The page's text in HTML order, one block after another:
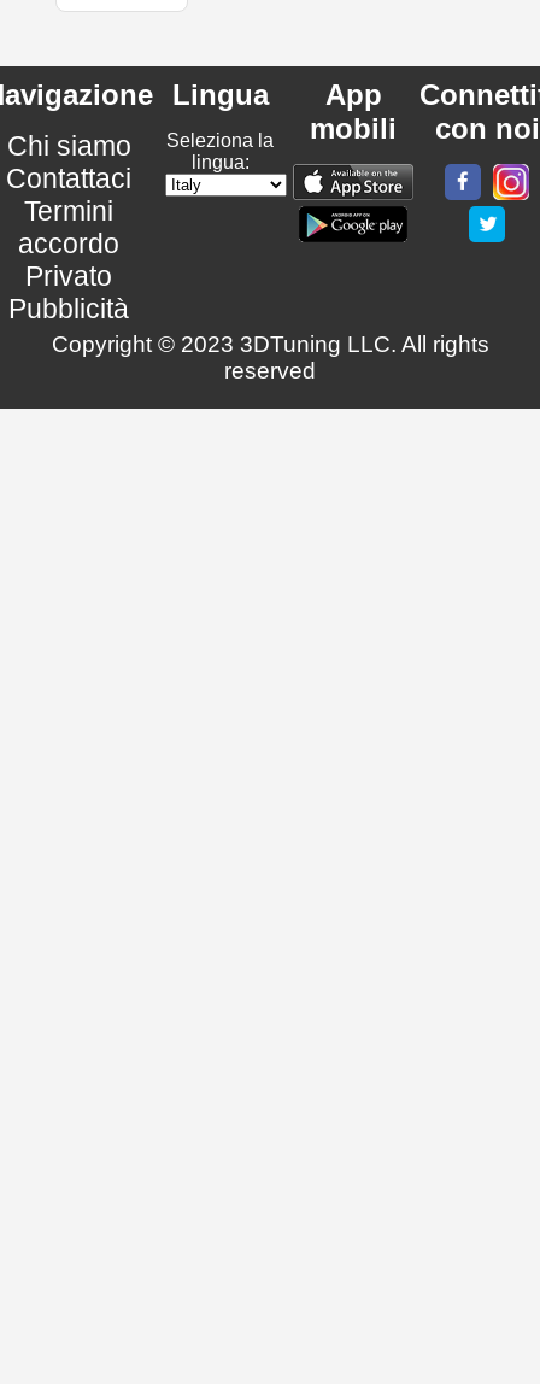
Chi siamo
Contattaci
Termini
accordo
Privato
Pubblicità
Lingua
Seleziona la
lingua:
App
mobili
con noi
Copyright © 2023 3DTuning LLC. All rights
reserved